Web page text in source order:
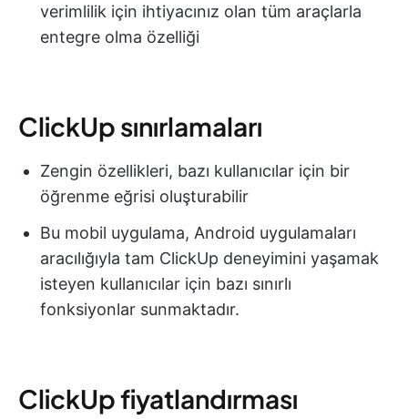
verimlilik için ihtiyacınız olan tüm araçlarla
entegre olma özelliği
ClickUp sınırlamaları
Zengin özellikleri, bazı kullanıcılar için bir
öğrenme eğrisi oluşturabilir
Bu mobil uygulama, Android uygulamaları
aracılığıyla tam ClickUp deneyimini yaşamak
isteyen kullanıcılar için bazı sınırlı
fonksiyonlar sunmaktadır.
ClickUp fiyatlandırması